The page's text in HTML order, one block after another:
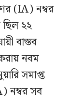
(IA) নম্বর
ছিল ২২
বাস্তব
নবম
সমাপ্ত
নম্বর সব